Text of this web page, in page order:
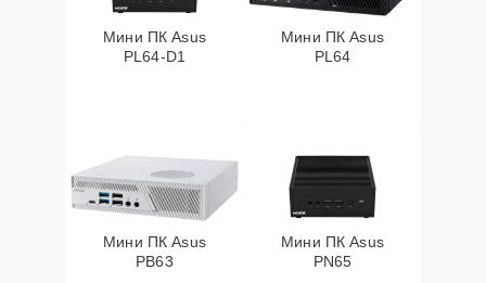
Мини ПК Asus
PL64-D1
Мини ПК Asus
PL64
Мини ПК Asus
PB63
Мини ПК Asus
PN65